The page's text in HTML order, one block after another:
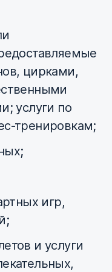
цирками,
услуги по
тренировкам;
игр,
и услуги